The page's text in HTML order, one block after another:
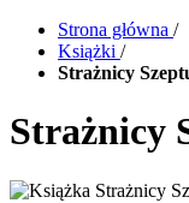
Strona główna /
Książki /
Strażnicy
Strażnicy